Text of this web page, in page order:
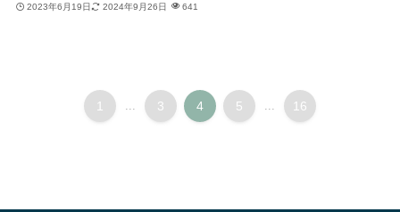
2023年6月19日 2024年9月26日 641
1 ... 3 4 5 ... 16